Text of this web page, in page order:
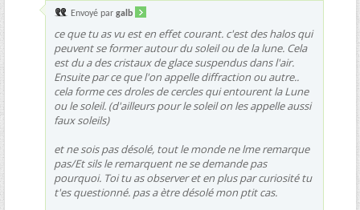
Envoyé par galb
ce que tu as vu est en effet courant. c'est des halos qui
peuvent se former autour du soleil ou de la lune. Cela
est du a des cristaux de glace suspendus dans l'air.
Ensuite par ce que l'on appelle diffraction ou autre..
cela forme ces droles de cercles qui entourent la Lune
ou le soleil. (d'ailleurs pour le soleil on les appelle aussi
faux soleils)
et ne sois pas désolé, tout le monde ne lme remarque
pas/Et sils le remarquent ne se demande pas
pourquoi. Toi tu as observer et en plus par curiosité tu
t'es questionné. pas a ètre désolé mon ptit cas.